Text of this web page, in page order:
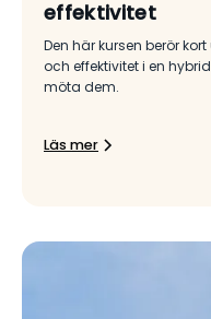
effektivitet
Den här kursen berör
och effektivitet i en
möta dem.
Läs mer